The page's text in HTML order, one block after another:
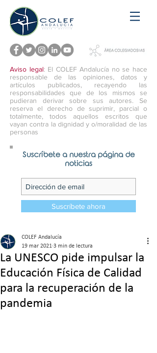
Aviso legal: El COLEF Andalucía no se hace
responsable de las opiniones, datos y
artículos publicados, recayendo las
responsabilidades que de los mismos se
pudieran derivar sobre sus autores. Se
reserva el derecho de suprimir, parcial o
totalmente, todos aquellos escritos que
vayan contra la dignidad y o/moralidad de las
personas
Suscríbete a nuestra página de
noticias
Suscríbete ahora
La UNESCO pide impulsar la
Educación Física de Calidad
para la recuperación de la
pandemia
COLEF Andalucía
19 mar 2021 3 min de lectura